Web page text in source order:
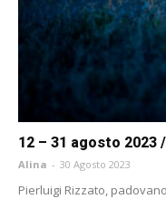
12 – 31 agosto 2023
Alina - 30 Agosto 2023
Pierluigi Rizzato,